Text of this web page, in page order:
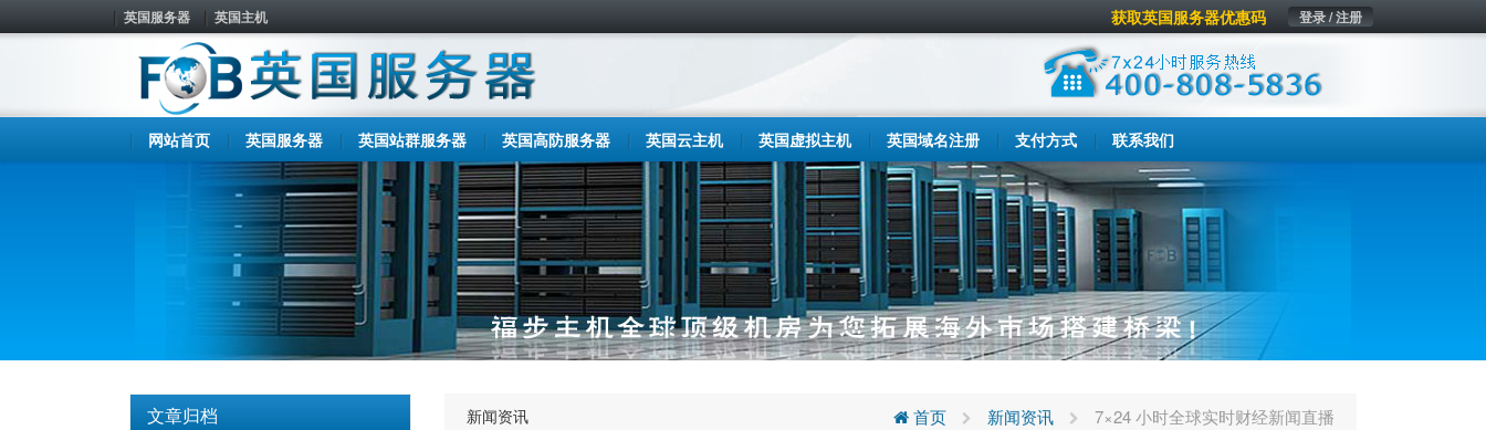
英国服务器 英国主机 登录 / 注册
获取英国服务器优惠码
网站首页 英国服务器 英国站群服务器 英国高防服务器 英国云主机 英国虚拟主机 英国域名注册 支付方式 联系我们
文章归档
新闻资讯
首页 新闻资讯 7×24 小时全球实时财经新闻直播